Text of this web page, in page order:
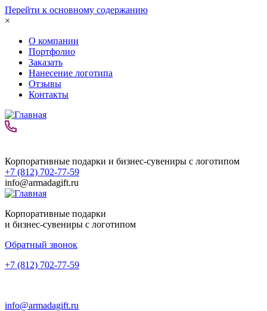
Перейти к основному содержанию
×
О компании
Портфолио
Заказать
Нанесение логотипа
Отзывы
Контакты
Корпоративные подарки и бизнес-сувениры с логотипом
+7 (812) 702-77-59
info@armadagift.ru
Корпоративные подарки
и бизнес-сувениры с логотипом
Обратный звонок
+7 (812) 702-77-59
info@armadagift.ru